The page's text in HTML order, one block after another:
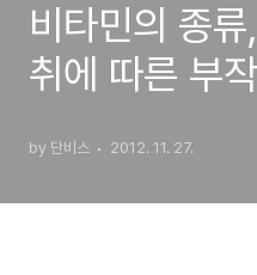
비타민의 종
취에 따른 부
by 단비스 2012. 11. 27.